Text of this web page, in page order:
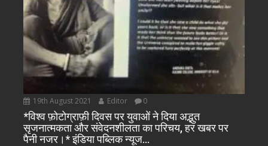
19th August 2021 Editor 0
*विश्व फ़ोटोग्राफ़ी दिवस पर युवाओं ने दिया अद्भुत
सृजनात्मकता और संवेदनशीलता का परिचय, हर खबर पर
पैनी नजर।* इंडिया पब्लिक न्यूज…